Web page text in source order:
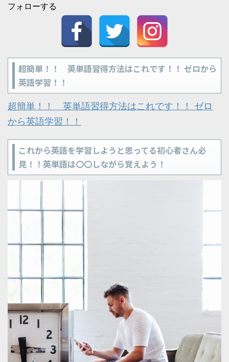
フォローする
超簡単！！ 英単語習得方法はこれです！！ ゼロから
英語学習！！
超簡単！！ 英単語習得方法はこれです！！ ゼロ
から英語学習！！
これから英語を学習しようと思ってる初心者さん必
見！！英単語は〇〇しながら覚えよう！